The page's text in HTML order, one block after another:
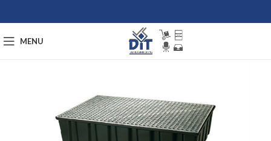
MENU